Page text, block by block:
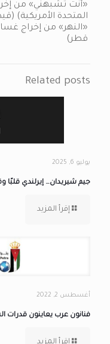
«أنت تشبهني» من
المتحدة الأمريكية)
«النهر» من إخراج
قطر)
Related posts
يوليو 6, 2025
جيم شيريدان… إيرلندي قلبًا
إقرأ المزيد
أغسطس 2, 2022
فنانون عرب يعاينون قدرات